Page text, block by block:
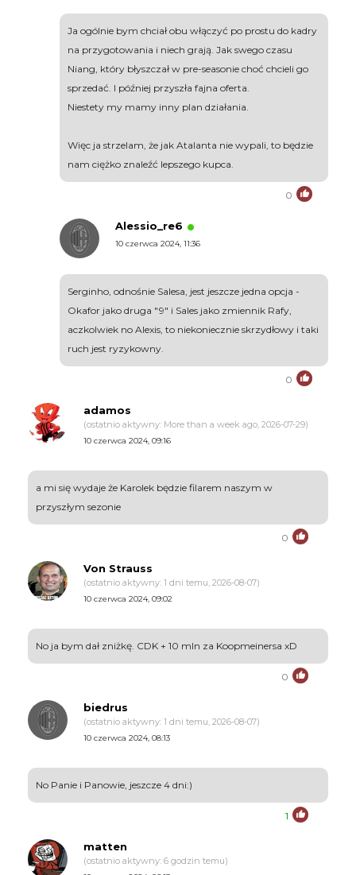
Ja ogólnie bym chciał obu włączyć po prostu do kadry
na przygotowania i niech grają. Jak swego czasu
Niang, który błyszczał w pre-seasonie choć chcieli go
sprzedać. I później przyszła fajna oferta.
Niestety my mamy inny plan działania.
Więc ja strzelam, że jak Atalanta nie wypali, to będzie
nam ciężko znaleźć lepszego kupca.
0
Alessio_re6
10 czerwca 2024, 11:36
Serginho, odnośnie Salesa, jest jeszcze jedna opcja -
Okafor jako druga "9" i Sales jako zmiennik Rafy,
aczkolwiek no Alexis, to niekoniecznie skrzydłowy i taki
ruch jest ryzykowny.
0
adamos
(ostatnio aktywny: More than a week ago, 2026-07-29)
10 czerwca 2024, 09:16
a mi się wydaje że Karolek będzie filarem naszym w
przyszłym sezonie
0
Von Strauss
(ostatnio aktywny: 1 dni temu, 2026-08-07)
10 czerwca 2024, 09:02
No ja bym dał zniżkę. CDK + 10 mln za Koopmeinersa xD
0
biedrus
(ostatnio aktywny: 1 dni temu, 2026-08-07)
10 czerwca 2024, 08:13
No Panie i Panowie, jeszcze 4 dni:)
1
matten
(ostatnio aktywny: 6 godzin temu)